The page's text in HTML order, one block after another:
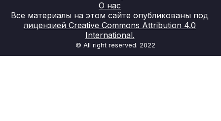
О нас
Все материалы на этом сайте опубликованы под
лицензией Creative Commons Attribution 4.0
International.
© All right reserved. 2022